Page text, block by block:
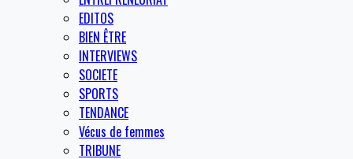
EDITOS
BIEN ÊTRE
INTERVIEWS
SOCIETE
SPORTS
TENDANCE
Vécus de femmes
TRIBUNE